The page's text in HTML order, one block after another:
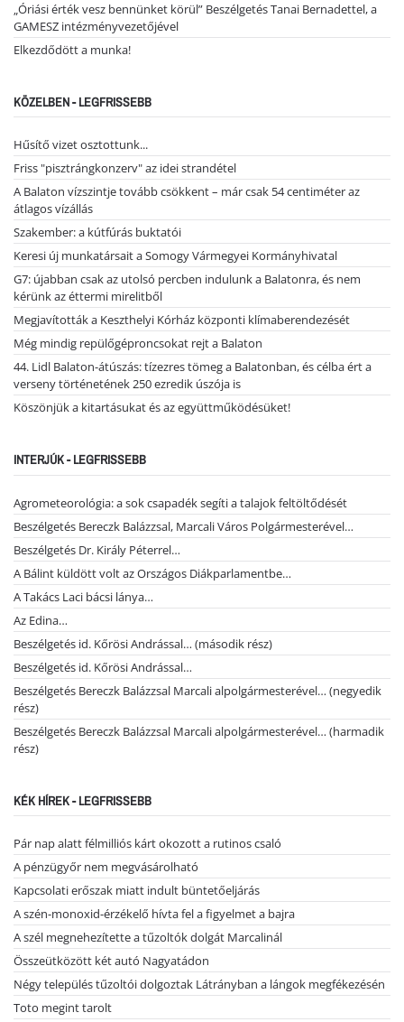
„Óriási érték vesz bennünket körül” Beszélgetés Tanai Bernadettel, a
GAMESZ intézményvezetőjével
Elkezdődött a munka!
KÖZELBEN - LEGFRISSEBB
Hűsítő vizet osztottunk...
Friss "pisztrángkonzerv" az idei strandétel
A Balaton vízszintje tovább csökkent – már csak 54 centiméter az
átlagos vízállás
Szakember: a kútfúrás buktatói
Keresi új munkatársait a Somogy Vármegyei Kormányhivatal
G7: újabban csak az utolsó percben indulunk a Balatonra, és nem
kérünk az éttermi mirelitből
Megjavították a Keszthelyi Kórház központi klímaberendezését
Még mindig repülőgéproncsokat rejt a Balaton
44. Lidl Balaton-átúszás: tízezres tömeg a Balatonban, és célba ért a
verseny történetének 250 ezredik úszója is
Köszönjük a kitartásukat és az együttműködésüket!
INTERJÚK - LEGFRISSEBB
Agrometeorológia: a sok csapadék segíti a talajok feltöltődését
Beszélgetés Bereczk Balázzsal, Marcali Város Polgármesterével…
Beszélgetés Dr. Király Péterrel…
A Bálint küldött volt az Országos Diákparlamentbe…
A Takács Laci bácsi lánya…
Az Edina…
Beszélgetés id. Kőrösi Andrással… (második rész)
Beszélgetés id. Kőrösi Andrással…
Beszélgetés Bereczk Balázzsal Marcali alpolgármesterével… (negyedik
rész)
Beszélgetés Bereczk Balázzsal Marcali alpolgármesterével… (harmadik
rész)
KÉK HÍREK - LEGFRISSEBB
Pár nap alatt félmilliós kárt okozott a rutinos csaló
A pénzügyőr nem megvásárolható
Kapcsolati erőszak miatt indult büntetőeljárás
A szén-monoxid-érzékelő hívta fel a figyelmet a bajra
A szél megnehezítette a tűzoltók dolgát Marcalinál
Összeütközött két autó Nagyatádon
Négy település tűzoltói dolgoztak Látrányban a lángok megfékezésén
Toto megint tarolt